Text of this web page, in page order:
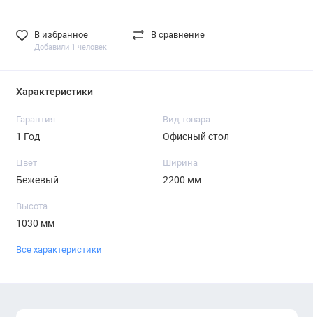
В избранное
Добавили 1 человек
В сравнение
Характеристики
Гарантия
1 Год
Вид товара
Офисный стол
Цвет
Бежевый
Ширина
2200 мм
Высота
1030 мм
Все характеристики